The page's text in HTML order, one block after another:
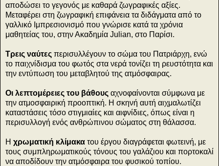
αποδώσει το γεγονός με καθαρά ζωγραφικές αξίες.
Μεταφέρει στη ζωγραφική επιφάνεια τα διδάγματα από το
γαλλικό Ιμπρεσιονισμό που γνώρισε κατά τα χρόνια
μαθητείας του, στην Ακαδημία Julian, στο Παρίσι.
Τρεις ναύτες περισυλλέγουν το σώμα του Πατριάρχη, ενώ
το παιχνίδισμα του φωτός στα νερά τονίζει τη ρευστότητα και
την εντύπωση του μεταβλητού της ατμόσφαιρας.
Οι λεπτομέρειες του βάθους αχνοφαίνονται σύμφωνα με
την ατμοσφαιρική προοπτική. Η σκηνή αυτή αιχμαλωτίζει
καταστάσεις τόσο στιγμιαίες και αιφνίδιες, όπως είναι η
περισυλλογή ενός ανθρώπινου σώματος στη θάλασσα.
Η χρωματική κλίμακα του έργου διαγράφεται φωτεινή, με
τους συμπληρωματικούς τόνους του γαλάζιου και πορτοκαλί
να αποδίδουν την ατμόσφαιρα του φυσικού τοπίου.